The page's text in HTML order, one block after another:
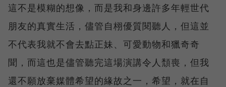
這不是模糊的想像，而是我和身邊許多年輕世代
朋友的真實生活，儘管自栩優質閱聽人，但這並
不代表我就不會去點正妹、可愛動物和獵奇奇
聞，而這也是儘管聽完這場演講令人頹喪，但我
還不願放棄媒體希望的緣故之一，希望，就在自